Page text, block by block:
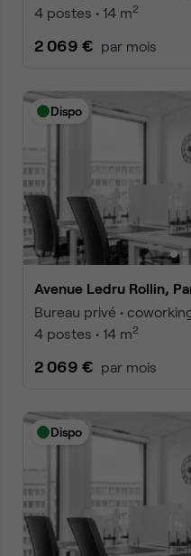
4 postes • 14 m2
2 069 € par mois
Dispo
Avenue Ledru Rollin,
Bureau privé •
4 postes • 14 m2
2 069 € par mois
Dispo